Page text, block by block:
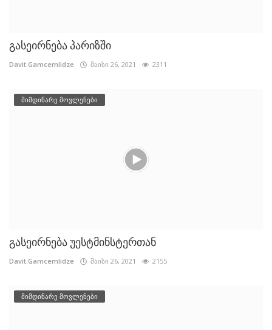
გასეირნება პარიზში
Davit.Gamcemlidze მაისი 26, 2021 2311
მიმდინარე მოვლენები
გასეირნება უესტმინსტერთან
Davit.Gamcemlidze მაისი 26, 2021 2155
მიმდინარე მოვლენები